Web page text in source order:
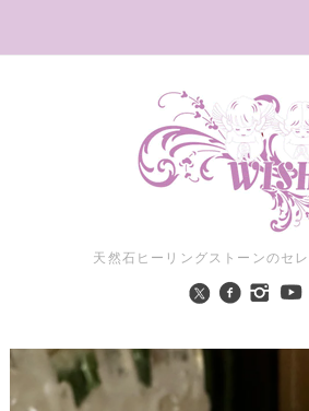
天然石ヒーリングストーンのセ